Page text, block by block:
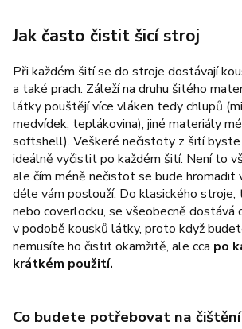
Jak často čistit šicí stroj
Při každém šití se do stroje dostávají
a také prach. Záleží na druhu šitého
látky pouštějí více vláken tedy chlupů
medvídek, teplákovina), jiné materiály
softshell). Veškeré nečistoty z šití
ideálně vyčistit po každém šití. Není to
ale čím méně nečistot se bude hromadit
déle vám poslouží. Do klasického stroje,
nebo coverlocku, se všeobecně dostává
v podobě kousků látky, proto když
nemusíte ho čistit okamžitě, ale cca po
krátkém použití.
Co budete potřebovat na